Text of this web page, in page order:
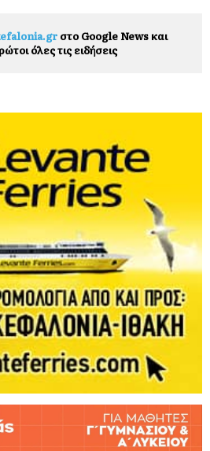
στο Google News και
όλες τις ειδήσεις